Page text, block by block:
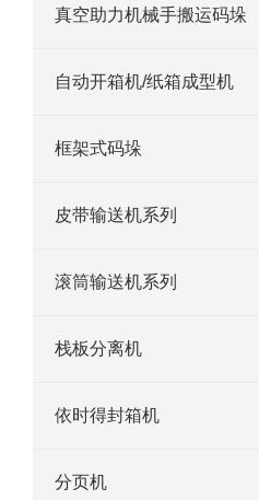
真空助力机械手搬运码垛
自动开箱机/纸箱成型机
框架式码垛
皮带输送机系列
滚筒输送机系列
栈板分离机
依时得封箱机
分页机